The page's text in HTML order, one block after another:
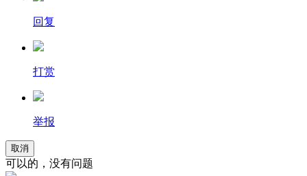
回复
打赏
举报
取消
可以的，没有问题